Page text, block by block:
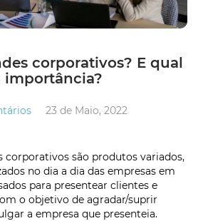
corporativos? E qual
importância?
23 de Maio, 2022
corporativos são produtos variados,
no dia a dia das empresas em
para presentear clientes e
o objetivo de agradar/suprir
a empresa que presenteia.